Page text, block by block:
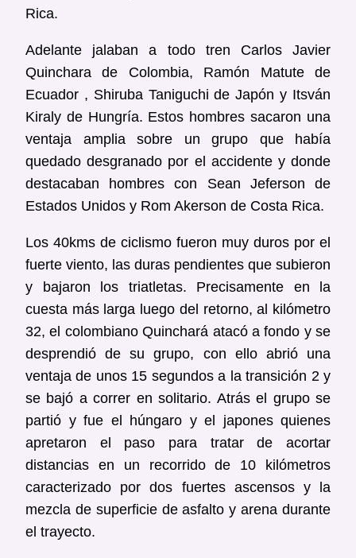
Rica.
Adelante jalaban a todo tren Carlos Javier
Quinchara de Colombia, Ramón Matute de
Ecuador , Shiruba Taniguchi de Japón y Itsván
Kiraly de Hungría. Estos hombres sacaron una
ventaja amplia sobre un grupo que había
quedado desgranado por el accidente y donde
destacaban hombres con Sean Jeferson de
Estados Unidos y Rom Akerson de Costa Rica.
Los 40kms de ciclismo fueron muy duros por el
fuerte viento, las duras pendientes que subieron
y bajaron los triatletas. Precisamente en la
cuesta más larga luego del retorno, al kilómetro
32, el colombiano Quinchará atacó a fondo y se
desprendió de su grupo, con ello abrió una
ventaja de unos 15 segundos a la transición 2 y
se bajó a correr en solitario. Atrás el grupo se
partió y fue el húngaro y el japones quienes
apretaron el paso para tratar de acortar
distancias en un recorrido de 10 kilómetros
caracterizado por dos fuertes ascensos y la
mezcla de superficie de asfalto y arena durante
el trayecto.